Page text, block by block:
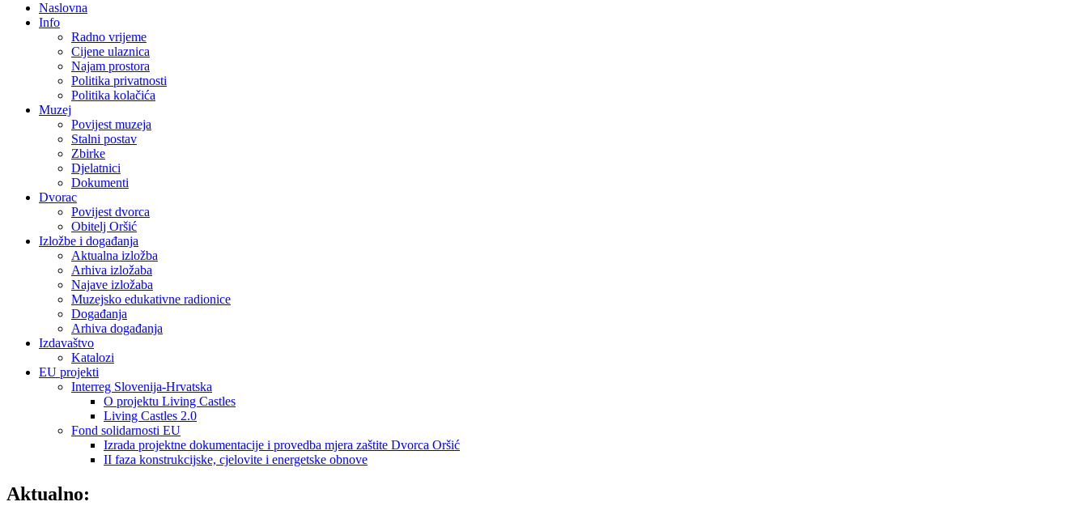
Naslovna
Info
Radno vrijeme
Cijene ulaznica
Najam prostora
Politika privatnosti
Politika kolačića
Muzej
Povijest muzeja
Stalni postav
Zbirke
Djelatnici
Dokumenti
Dvorac
Povijest dvorca
Obitelj Oršić
Izložbe i događanja
Aktualna izložba
Arhiva izložaba
Najave izložaba
Muzejsko edukativne radionice
Događanja
Arhiva događanja
Izdavaštvo
Katalozi
EU projekti
Interreg Slovenija-Hrvatska
O projektu Living Castles
Living Castles 2.0
Fond solidarnosti EU
Izrada projektne dokumentacije i provedba mjera zaštite Dvorca Oršić
II faza konstrukcijske, cjelovite i energetske obnove
Aktualno: